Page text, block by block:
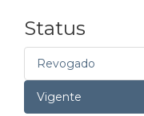
Status
Revogado
Vigente